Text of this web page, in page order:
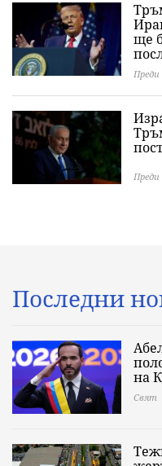
ще
Преди
Преди
Последни
на
Свят